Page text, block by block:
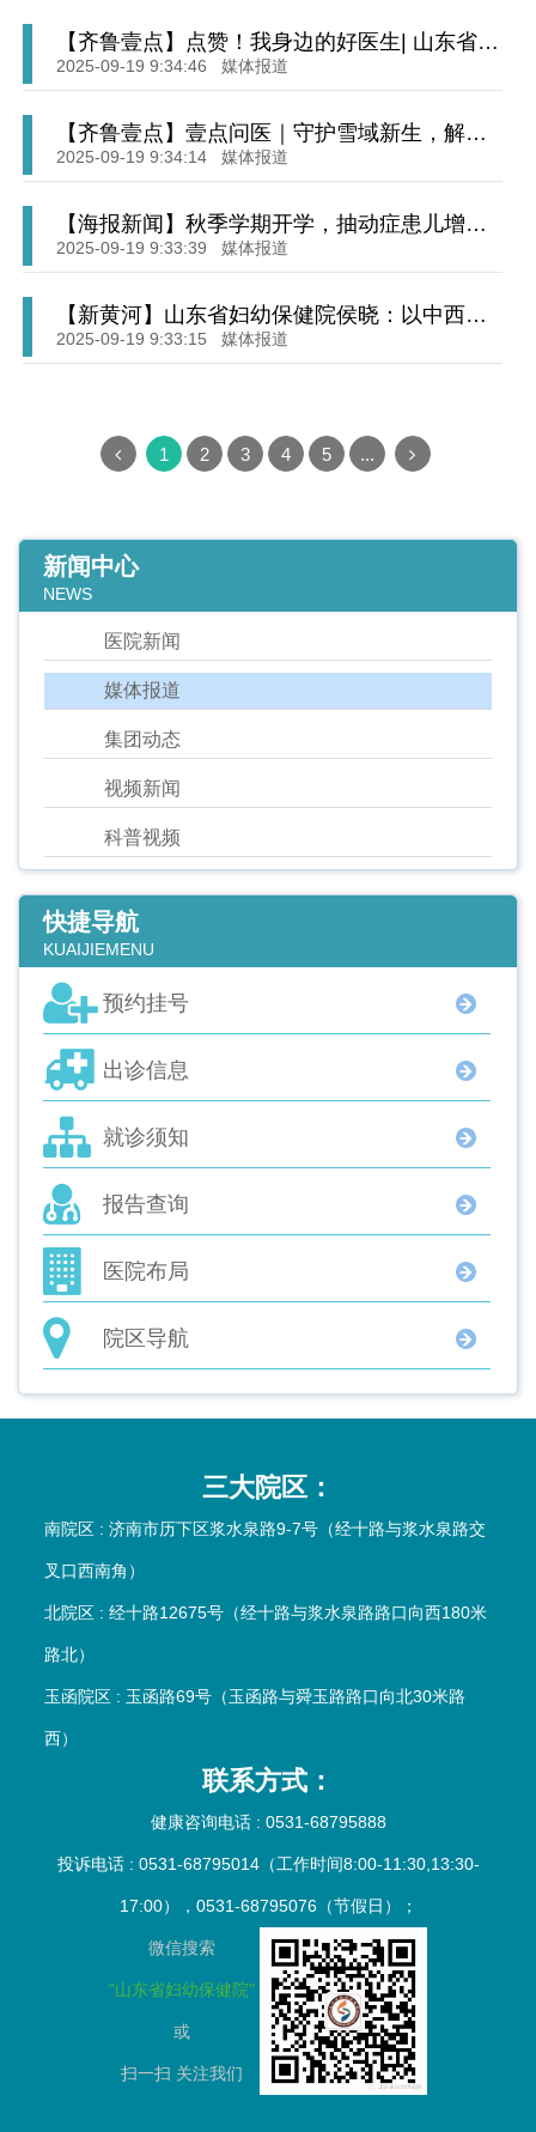
【齐鲁壹点】点赞！我身边的好医生| 山东省妇
幼保健院李燕
2025-09-19 9:34:46 媒体报道
【齐鲁壹点】壹点问医｜守护雪域新生，解码
胎儿健康—详解胎儿健康与出生缺陷
2025-09-19 9:34:14 媒体报道
【海报新闻】秋季学期开学，抽动症患儿增加
儿科专家：不要过度“鸡娃”，别给孩子太大压力
2025-09-19 9:33:39 媒体报道
【新黄河】山东省妇幼保健院侯晓：以中西医
融合之术，做女性全生命周期健康的“守光者”
2025-09-19 9:33:15 媒体报道
1 2 3 4 5 ...
新闻中心
NEWS
医院新闻
媒体报道
集团动态
视频新闻
科普视频
快捷导航
KUAIJIEMENU
预约挂号
出诊信息
就诊须知
报告查询
医院布局
院区导航
三大院区：
南院区 : 济南市历下区浆水泉路9-7号（经十路与浆水泉路交
叉口西南角）
北院区 : 经十路12675号（经十路与浆水泉路路口向西180米
路北）
玉函院区 : 玉函路69号（玉函路与舜玉路路口向北30米路
西）
联系方式：
健康咨询电话 : 0531-68795888
投诉电话 : 0531-68795014（工作时间8:00-11:30,13:30-
17:00），0531-68795076（节假日）；
微信搜索
"山东省妇幼保健院"
或
扫一扫 关注我们